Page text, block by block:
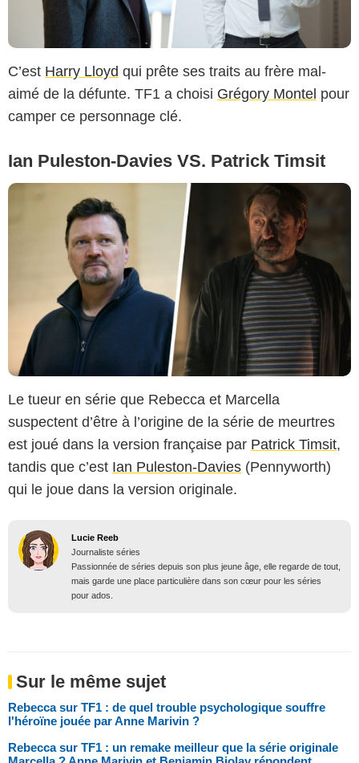
C’est Harry Lloyd qui prête ses traits au frère mal-
aimé de la défunte. TF1 a choisi Grégory Montel pour
camper ce personnage clé.
Ian Puleston-Davies VS. Patrick Timsit
Le tueur en série que Rebecca et Marcella
suspectent d’être à l’origine de la série de meurtres
est joué dans la version française par Patrick Timsit,
tandis que c’est Ian Puleston-Davies (Pennyworth)
qui le joue dans la version originale.
Lucie Reeb
Journaliste séries
Passionnée de séries depuis son plus jeune âge, elle regarde de tout,
mais garde une place particulière dans son cœur pour les séries
pour ados.
Sur le même sujet
Rebecca sur TF1 : de quel trouble psychologique souffre
l'héroïne jouée par Anne Marivin ?
Rebecca sur TF1 : un remake meilleur que la série originale